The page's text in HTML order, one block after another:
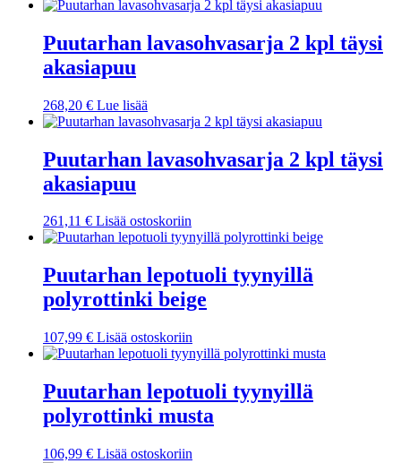
Puutarhan lavasohvasarja 2 kpl täysi
akasiapuu
268,20 € Lue lisää
Puutarhan lavasohvasarja 2 kpl täysi
akasiapuu
261,11 € Lisää ostoskoriin
Puutarhan lepotuoli tyynyillä
polyrottinki beige
107,99 € Lisää ostoskoriin
Puutarhan lepotuoli tyynyillä
polyrottinki musta
106,99 € Lisää ostoskoriin